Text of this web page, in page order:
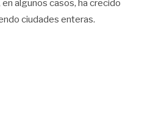
algunos casos, ha crecido
ciudades enteras.